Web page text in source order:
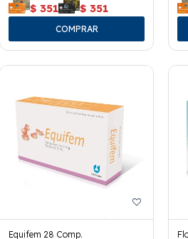
$ 351 $ 351
Equifem 28 Comp.